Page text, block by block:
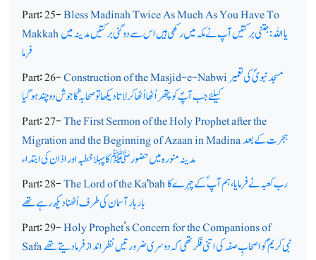
Part: 25-Bless Madinah Twice As Much As You Have To
Makkahیا اللہ: جتنی برکتیں آپ نے مکہ میں رکھی ہیں اس سے دوگنی برکتیں مدینہ میں
فرما
Part: 26-Construction of the Masjid-e-Nabwiمسجد نبویؐ کی تعمیر
کیلئے جب آپؐ کو پتھر اُٹھا اُٹھا کر لاتا دیکھا تو صحابہؓ کا جوش دوچند ہو گیا
Part: 27-The First Sermon of the Holy Prophet after the
Migration and the Beginning of Azaan in Madinaہجرت کے بعد
مدینہ منورہ میں حضورﷺ کا پہلا خطبہ اور اذان کی ابتداء
Part: 28-The Lord of the Ka'bahرب کعبہ نے فرمایا، ہم آپ ؐکے چہرے کا
بار بار آسمان کی طرف اُٹھنا دیکھ رہے تھے
Part: 29-Holy Prophet’s Concern for the Companions of
Safaنبی کریمؐ کو اصحابِ صفہ کی اتنی فکر تھی کہ دوسری ضرورتیں نظر انداز فرمادیتے تھے